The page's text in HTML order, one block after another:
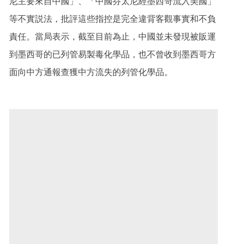
等不實説法，批評這些指控是完全違背客觀事實和不負
責任。當局表示，截至目前為止，中國並未發現被販運
到墨西哥的已列管易製毒化學品，也不曾收到墨西哥方
面向中方通報查獲中方流失的列管化學品。